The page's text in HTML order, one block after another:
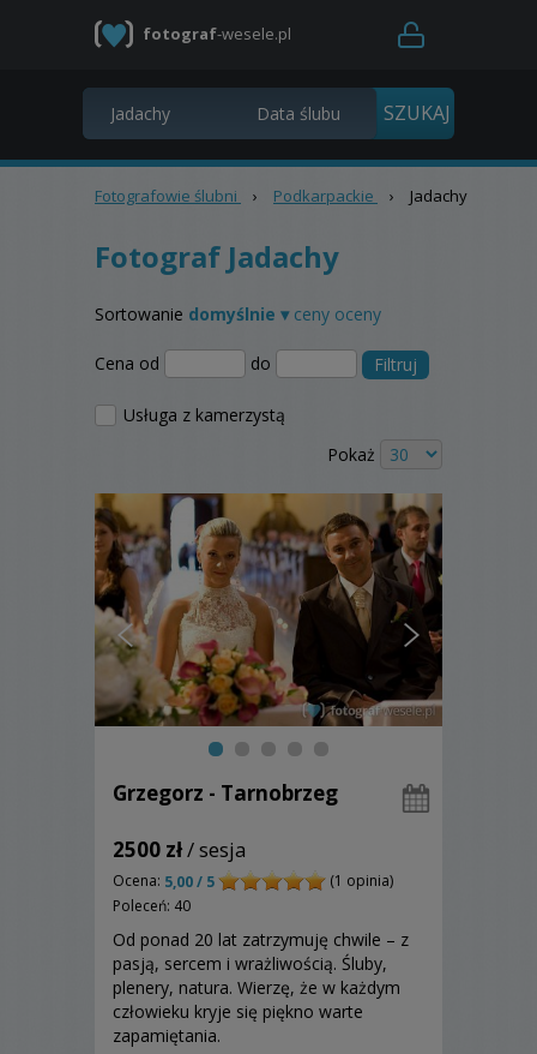
fotograf-wesele.pl
Fotografowie ślubni › Podkarpackie › Jadachy
Fotograf Jadachy
Sortowanie domyślnie ▾ ceny oceny
Cena od do Filtruj
Usługa z kamerzystą
Pokaż
Grzegorz - Tarnobrzeg
2500 zł/ sesja
Ocena: 5,00 / 5
(1 opinia)
Poleceń: 40
Od ponad 20 lat zatrzymuję chwile – z
pasją, sercem i wrażliwością. Śluby,
plenery, natura. Wierzę, że w każdym
człowieku kryje się piękno warte
zapamiętania.